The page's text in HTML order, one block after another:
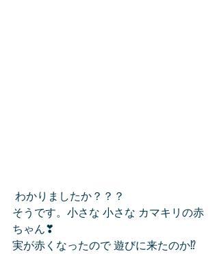
わかりましたか？？？
そうです。小さな 小さな カマキリの赤
ちゃん❣
実が赤くなったので 遊びに来たのか⁉